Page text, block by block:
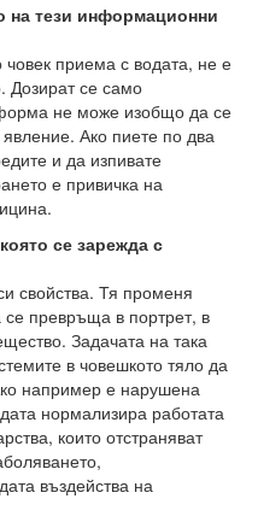
на тези информационни
приема с водата, не е
Дозират се само
не може изобщо да се
Ако пиете по два
и да изпивате
е привичка на
се зарежда с
свойства. Тя променя
се превръща в портрет, в
Задачата на така
в човешкото тяло да
например е нарушена
нормализира работата
които отстраняват
въздейства на